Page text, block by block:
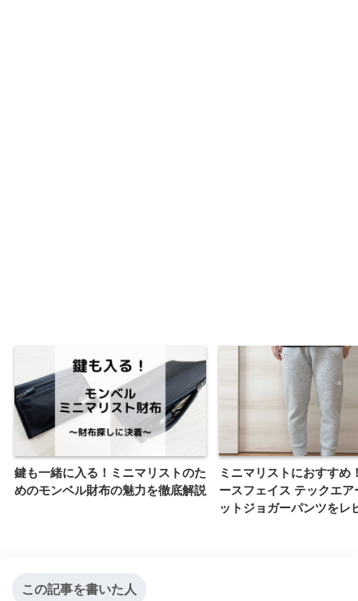
鍵も一緒に入る！ミニマリストのた
めのモンベル財布の魅力を徹底解説
ミニマリストにおすすめ
ースフェイス テックエア
ットジョガーパンツをレ
この記事を書いた人